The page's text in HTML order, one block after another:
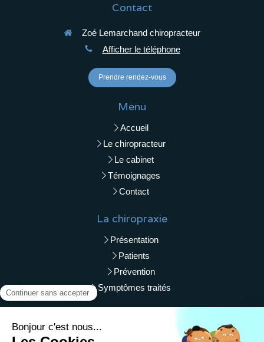
Contact
Zoé Lemarchand chiropracteur
Afficher le téléphone
Prendre rendez-vous
Menu
Accueil
Le chiropracteur
Le cabinet
Témoignages
Contact
La chiropraxie
Présentation
Patients
Prévention
Symptômes traités